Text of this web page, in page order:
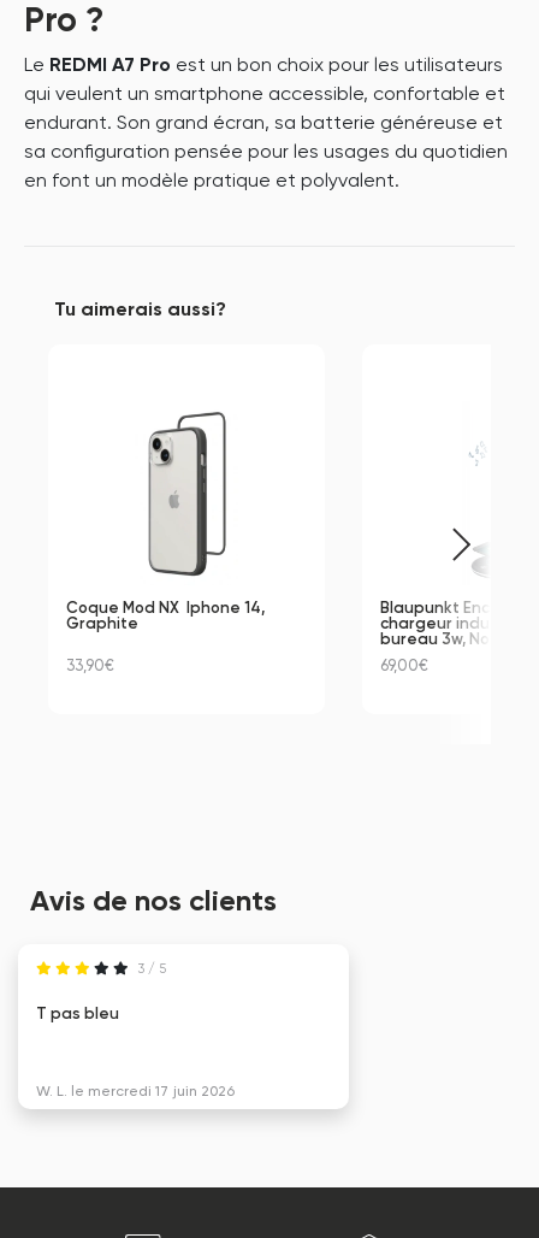
Pro ?
Le REDMI A7 Pro est un bon choix pour les utilisateurs
qui veulent un smartphone accessible, confortable et
endurant. Son grand écran, sa batterie généreuse et
sa configuration pensée pour les usages du quotidien
en font un modèle pratique et polyvalent.
Tu aimerais aussi?
Coque Mod NX  Iphone 14,
Graphite
33,90€
Blaupunkt Enceinte
chargeur induction
bureau 3w, Noir
69,00€
Avis de nos clients
3 / 5
T pas bleu
W. L. le mercredi 17 juin 2026